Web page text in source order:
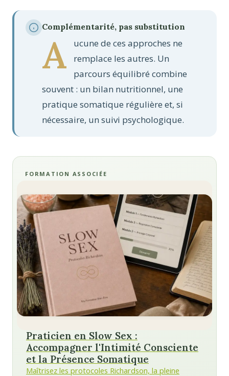
Complémentarité, pas substitution
A
ucune de ces approches ne
remplace les autres. Un
parcours équilibré combine
souvent : un bilan nutritionnel, une
pratique somatique régulière et, si
nécessaire, un suivi psychologique.
FORMATION ASSOCIÉE
Praticien en Slow Sex :
Accompagner l'Intimité Consciente
et la Présence Somatique
Maîtrisez les protocoles Richardson, la pleine